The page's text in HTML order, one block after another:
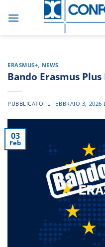
ERASMUS+, NEWS
Bando Erasmus
PUBBLICATO IL FEBBRAIO 3, 2026
03
Feb